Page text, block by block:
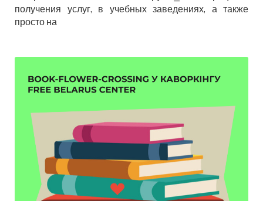
получения услуг, в учебных заведениях, а также
просто на